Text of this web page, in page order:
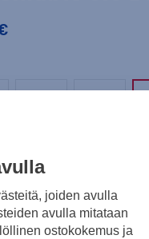
joiden avulla
avulla mitataan
ostokokemus ja